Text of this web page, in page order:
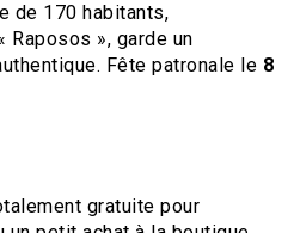
de 170 habitants,
Raposos », garde un
Fête patronale le 8
gratuite pour